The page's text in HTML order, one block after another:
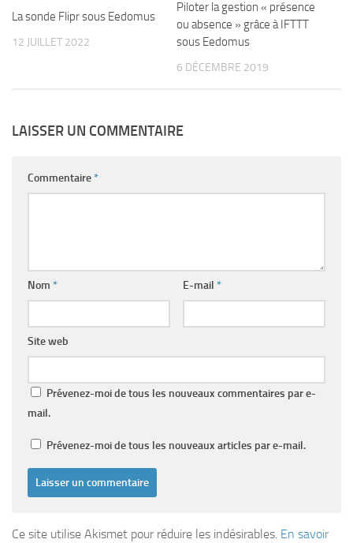
La sonde Flipr sous Eedomus
12 JUILLET 2022
Piloter la gestion « présence
ou absence » grâce à IFTTT
sous Eedomus
6 DÉCEMBRE 2019
LAISSER UN COMMENTAIRE
Commentaire*
Nom * E-mail *
Site web
Prévenez-moi de tous les nouveaux commentaires par e-
mail.
Prévenez-moi de tous les nouveaux articles par e-mail.
Ce site utilise Akismet pour réduire les indésirables. En savoir